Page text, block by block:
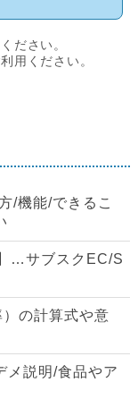
ださい。
用ください。
/機能/できるこ
…サブスクEC/S
）の計算式や意
メ説明/食品やア